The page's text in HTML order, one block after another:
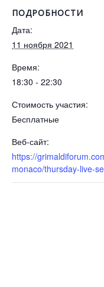
ПОДРОБНОСТИ
Дата:
11 ноября 2021
Время:
18:30 - 22:30
Стоимость участия:
Бесплатные
Веб-сайт:
https://
monaco/thursday-live-